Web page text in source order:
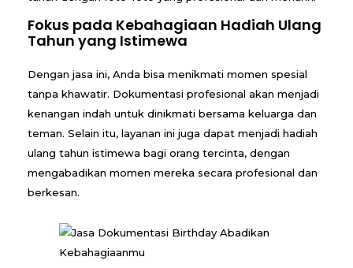
a
n
K
e
b
a
Fokus pada Kebahagiaan Hadiah Ulang
Tahun yang Istimewa
Dengan jasa ini, Anda bisa menikmati momen spesial
tanpa khawatir. Dokumentasi profesional akan menjadi
kenangan indah untuk dinikmati bersama keluarga dan
teman. Selain itu, layanan ini juga dapat menjadi hadiah
ulang tahun istimewa bagi orang tercinta, dengan
mengabadikan momen mereka secara profesional dan
berkesan.